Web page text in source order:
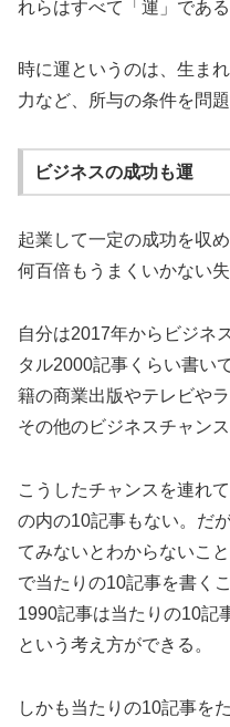
れらはすべて「運」である
時に運というのは、生ま
力など、所与の条件を問
ビジネスの成功も運
起業して一定の成功を収
何百倍もうまくいかない
自分は2017年からビジネ
タル2000記事くらい書い
籍の商業出版やテレビや
その他のビジネスチャン
こうしたチャンスを連れ
の内の10記事もない。だ
てみないとわからないこ
で当たりの10記事を書く
1990記事は当たりの10記
という考え方ができる。
しかも当たりの10記事を